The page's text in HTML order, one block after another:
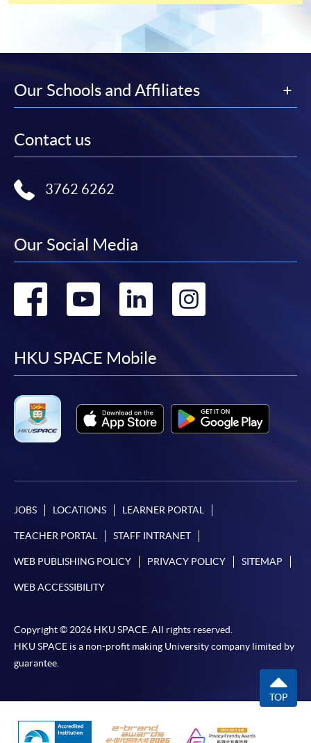
Our Schools and Affiliates
Contact us
3762 6262
Our Social Media
Go
facebook
Go
youtube
Go
linkedin
Go
HKU SPACE Mobile
JOBS LOCATIONS LEARNER PORTAL
TEACHER PORTAL STAFF INTRANET
WEB PUBLISHING POLICY PRIVACY POLICY SITEMAP
WEB ACCESSIBILITY
Copyright © 2026 HKU SPACE. All rights reserved.
HKU SPACE is a non-profit making University company limited by
guarantee.
TOP